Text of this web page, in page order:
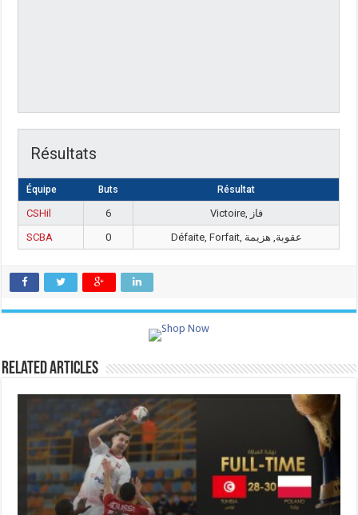
Résultats
Équipe Buts Résultat
CSHil 6
Victoire, فاز
SCBA
0 Défaite, Forfait, عقوبة, هزيمة
Related Articles